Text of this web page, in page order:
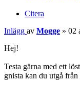
Citera
Inlägg av Mogge » 02
Hej!
Testa gärna med ett
gnista kan du utgå